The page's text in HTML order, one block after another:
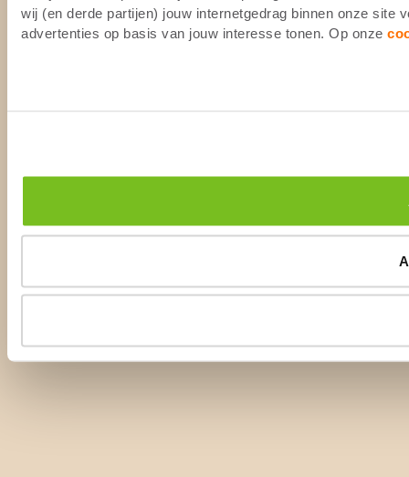
wij (en derde partijen) jouw internetgedrag binnen onze site
advertenties op basis van jouw interesse tonen. Op onze